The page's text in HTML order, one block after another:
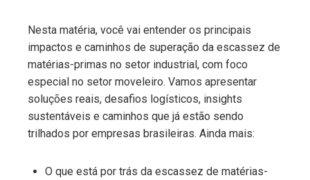
Nesta matéria, você vai entender os principais
impactos e caminhos de superação da escassez de
matérias-primas no setor industrial, com foco
especial no setor moveleiro. Vamos apresentar
soluções reais, desafios logísticos, insights
sustentáveis e caminhos que já estão sendo
trilhados por empresas brasileiras. Ainda mais:
O que está por trás da escassez de matérias-